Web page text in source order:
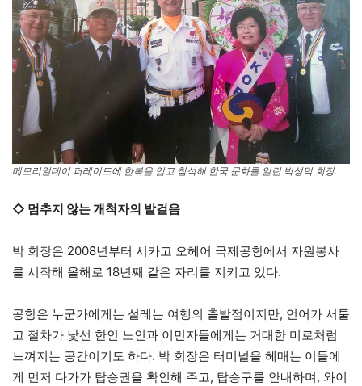
메모리얼데이 퍼레이드에 한복을 입고 참석해 한국 문화를 알린 박성덕 회장.
◇ 멈추지 않는 개척자의 발걸음
박 회장은 2008년부터 시카고 오헤어 국제공항에서 자원봉사
를 시작해 올해로 18년째 같은 자리를 지키고 있다.
공항은 누군가에게는 설레는 여행의 출발점이지만, 언어가 서툴
고 절차가 낯선 한인 노인과 이민자들에게는 거대한 미로처럼
느껴지는 공간이기도 하다. 박 회장은 터미널을 헤매는 이들에
게 먼저 다가가 탑승권을 확인해 주고, 탑승구를 안내하며, 와이